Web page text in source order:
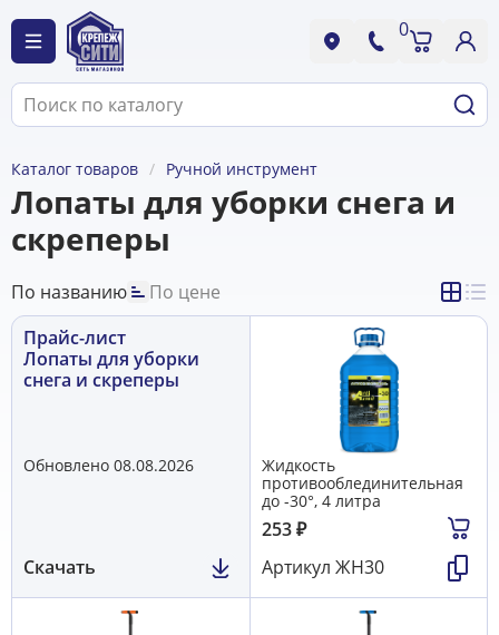
0
Каталог товаров Ручной инструмент
Лопаты для уборки снега и
скреперы
По названию
По цене
Прайс-лист
Лопаты для уборки
снега и скреперы
Обновлено 08.08.2026
Скачать
Жидкость
противооблединительная
до -30°, 4 литра
253₽
Артикул ЖН30